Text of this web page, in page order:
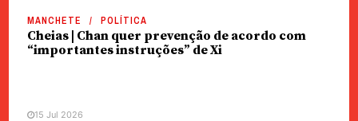
MANCHETE POLÍTICA
Cheias | Chan quer prevenção de acordo com
“importantes instruções” de Xi
15 Jul 2026